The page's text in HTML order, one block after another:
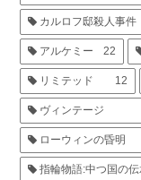
カルロフ邸殺人事件
アルケミー 22
リミテッド 12
ヴィンテージ
ローウィンの昏明
指輪物語:中つ国の